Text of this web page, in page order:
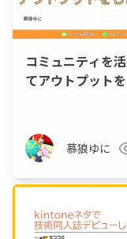
コミュニティを
てアウトプット
慕狼ゆに